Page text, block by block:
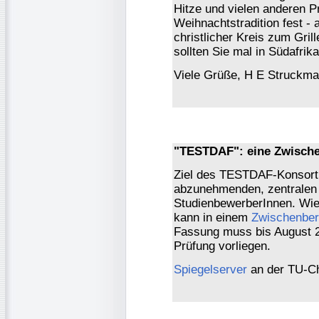
Hitze und vielen anderen
Weihnachtstradition fest -
christlicher Kreis zum
sollten Sie mal in
Viele Grüße, H E
"TESTDAF": eine
Ziel des TESTDAF-
abzunehmenden,
StudienbewerberInnen.
kann in einem
Fassung muss bis August
Prüfung vorliegen.
Spiegelserver an der TU-